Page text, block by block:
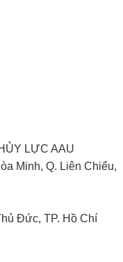
LỰC AAU
Minh, Q. Liên Chiểu,
Đức, TP. Hồ Chí